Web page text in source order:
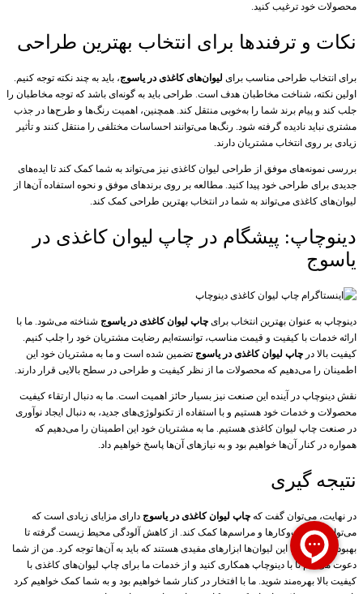
محصولات خود ترغیب کنید.
نکات و ترفندها برای انتخاب بهترین طراحی
برای انتخاب طراحی مناسب برای لیوان‌های کاغذی در یاسوج، باید به چند نکته توجه کنیم.
اولین نکته، شناخت مخاطبان هدف است. طراحی باید به گونه‌ای باشد که توجه مخاطبان را
جلب کند و پیام برند شما را به‌خوبی منتقل کند. همچنین، اهمیت رنگ‌ها و طرح‌ها در جذب
مشتری نباید نادیده گرفته شود. رنگ‌ها می‌توانند احساسات مختلفی را منتقل کنند و تأثیر
زیادی بر روی انتخاب مشتریان دارند.
بررسی نمونه‌های موفق از طراحی لیوان کاغذی نیز می‌تواند به شما کمک کند تا ایده‌های
جدیدی برای طراحی خود پیدا کنید. مطالعه بر روی برندهای موفق و نحوه استفاده آن‌ها از
لیوان‌های کاغذی می‌تواند به شما در انتخاب بهترین طراحی کمک کند.
دینوچاپ: پیشگام در چاپ لیوان کاغذی در
یاسوج
دینوچاپ به عنوان بهترین انتخاب برای چاپ لیوان کاغذی در یاسوج شناخته می‌شود. ما با
ارائه خدمات با کیفیت و قیمت مناسب، توانسته‌ایم رضایت مشتریان خود را جلب کنیم.
کیفیت بالا در چاپ لیوان کاغذی در یاسوج تضمین شده است و ما به مشتریان خود این
اطمینان را می‌دهیم که محصولات ما از نظر کیفیت و طراحی در سطح بالایی قرار دارند.
نقش دینوچاپ در آینده این صنعت نیز بسیار حائز اهمیت است. ما به دنبال ارتقاء کیفیت
محصولات و خدمات خود هستیم و با استفاده از تکنولوژی‌های جدید، به دنبال ایجاد نوآوری
در صنعت چاپ لیوان کاغذی هستیم. ما به مشتریان خود این اطمینان را می‌دهیم که
همواره در کنار آن‌ها خواهیم بود و به نیازهای آن‌ها پاسخ خواهیم داد.
نتیجه گیری
در نهایت، می‌توان گفت که چاپ لیوان کاغذی در یاسوج دارای مزایای زیادی است که
می‌تواند به کسب‌وکارها و مراسم‌ها کمک کند. از کاهش آلودگی محیط زیست گرفته تا
بهبود تصویر برند، این لیوان‌ها ابزارهای مفیدی هستند که باید به آن‌ها توجه کرد. من از شما
دعوت می‌کنم تا با دینوچاپ همکاری کنید و از خدمات ما برای چاپ لیوان‌های کاغذی با
کیفیت بالا بهره‌مند شوید. ما با افتخار در کنار شما خواهیم بود و به شما کمک خواهیم کرد